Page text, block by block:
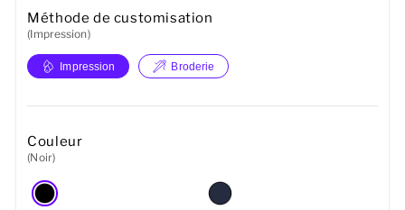
Méthode de customisation
(Impression)
Impression Broderie
Couleur
(Noir)